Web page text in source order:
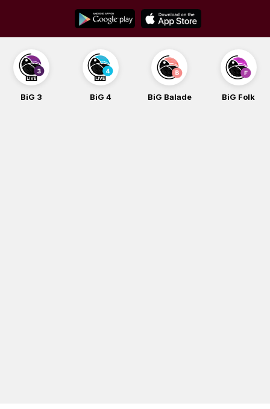
content
BiG 3 BiG 4 BiG Balade BiG Folk